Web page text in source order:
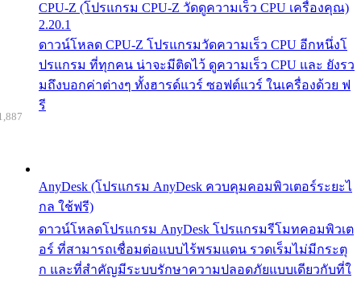
CPU-Z (โปรแกรม CPU-Z วัดดูความเร็ว CPU เครื่องคุณ)
2.20.1
ดาวน์โหลด CPU-Z โปรแกรมวัดความเร็ว CPU อีกหนึ่งโ
ปรแกรม ที่ทุกคน น่าจะมีติดไว้ ดูความเร็ว CPU และ ยังรว
มถึงบอกค่าต่างๆ ทั้งฮารด์แวร์ ซอฟต์แวร์ ในเครื่องด้วย ฟ
รี
AnyDesk (โปรแกรม AnyDesk ควบคุมคอมพิวเตอร์ระยะไ
กล ใช้ฟรี)
ดาวน์โหลดโปรแกรม AnyDesk โปรแกรมรีโมทคอมพิวเต
อร์ ที่สามารถเชื่อมต่อแบบไร้พรมแดน รวดเร็มไม่มีกระตุ
ก และที่สำคัญมีระบบรักษาความปลอดภัยแบบเดียวกับที่ใ